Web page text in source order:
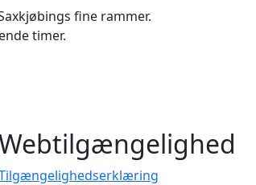
fine rammer.
timer.